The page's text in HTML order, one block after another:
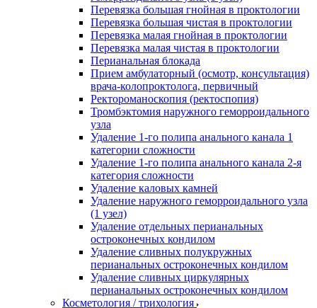
Перевязка большая гнойная в проктологии
Перевязка большая чистая в проктологии
Перевязка малая гнойная в проктологии
Перевязка малая чистая в проктологии
Перианальная блокада
Прием амбулаторный (осмотр, консультация)
врача-колопроктолога, первичный
Ректороманоскопия (ректоспопия)
Тромбэктомия наружного геморроидального
узла
Удаление 1-го полипа анального канала 1
категории сложности
Удаление 1-го полипа анального канала 2-я
категория сложности
Удаление каловых камней
Удаление наружного геморроидального узла
(1 узел)
Удаление отдельных перианальных
остроконечных кондилом
Удаление сливных полукружных
перианальных остроконечных кондилом
Удаление сливных циркулярных
перианальных остроконечных кондилом
Косметология / трихология